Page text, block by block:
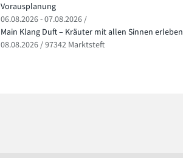
Vorausplanung
06.08.2026 - 07.08.2026 /
Main Klang Duft – Kräuter mit allen Sinnen erleben
08.08.2026 / 97342 Marktsteft